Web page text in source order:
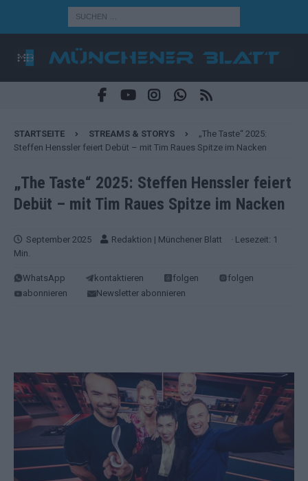
STARTSEITE STREAMS & STORYS
„The Taste“ 2025:
Steffen Henssler feiert Debüt – mit Tim Raues Spitze im Nacken
„The Taste“ 2025: Steffen Henssler feiert
Debüt – mit Tim Raues Spitze im Nacken
September 2025 Redaktion | Münchener Blatt
· Lesezeit: 1
Min.
WhatsApp kontaktieren folgen
folgen
abonnieren
Newsletter abonnieren